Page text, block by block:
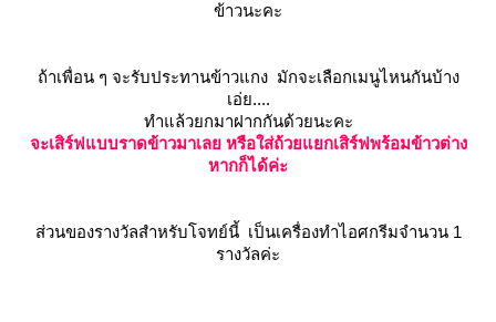
ข้าวนะคะ
ถ้าเพื่อน ๆ จะรับประทานข้าวแกง มักจะเลือกเมนูไหนกันบ้าง
เอ่ย....
ทำแล้วยกมาฝากกันด้วยนะคะ
จะเสิร์ฟแบบราดข้าวมาเลย หรือใส่ถ้วยแยกเสิร์ฟพร้อมข้าวต่าง
หากก็ได้ค่ะ
ส่วนของรางวัลสำหรับโจทย์นี้ เป็นเครื่องทำไอศกรีมจำนวน 1
รางวัลค่ะ